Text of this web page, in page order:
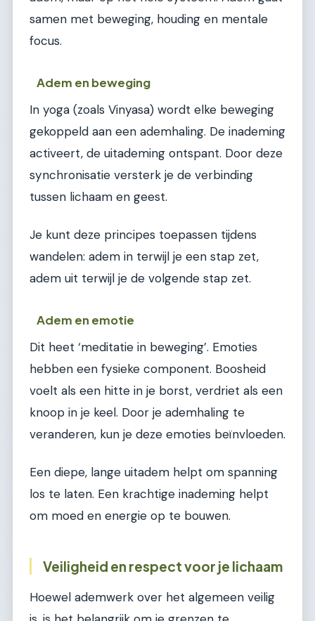
samen met beweging, houding en mentale
focus.
Adem en beweging
In yoga (zoals Vinyasa) wordt elke beweging
gekoppeld aan een ademhaling. De inademing
activeert, de uitademing ontspant. Door deze
synchronisatie versterk je de verbinding
tussen lichaam en geest.
Je kunt deze principes toepassen tijdens
wandelen: adem in terwijl je een stap zet,
adem uit terwijl je de volgende stap zet.
Adem en emotie
Dit heet ‘meditatie in beweging’. Emoties
hebben een fysieke component. Boosheid
voelt als een hitte in je borst, verdriet als een
knoop in je keel. Door je ademhaling te
veranderen, kun je deze emoties beïnvloeden.
Een diepe, lange uitadem helpt om spanning
los te laten. Een krachtige inademing helpt
om moed en energie op te bouwen.
Veiligheid en respect voor je lichaam
Hoewel ademwerk over het algemeen veilig